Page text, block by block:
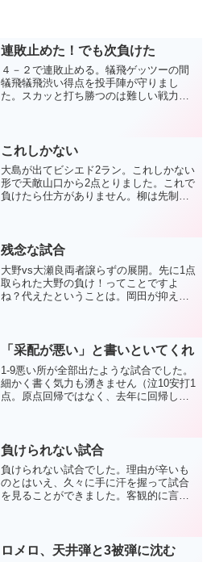
連敗止めた！でも次負けた
４－２で連敗止める。犠飛ゲッツーの間
犠飛犠飛渋い得点を投手陣が守りまし
た。スカッと打ち勝つのは難しい戦力な
が復帰後2戦目で勝ったのは...
これしかない
大島が出てビシエド2ラン。これしかない
形で天敵山口から2点とりました。これで
負けたら仕方がありません。柳は先制さ
果だけ見ます。修行...
残念な試合
大野vs大瀬良両者譲らずの展開。先に1点
取られた大野の負け！ってことですよ
ね？代えたということは。岡田が抑えた
野間への1球は悔やまれま...
「采配が悪い」と書いといてくれ
1-9悪い所が全部出たような試合でした。
細かく書く気力も湧きません（泣10安打1
点。原点回帰ではなく、去年に回帰して
ばという意識があ...
負けられない試合
負けられない試合でした。理由が辛いも
のとはいえ、久々に手に汗を握って試合
を見ることができました。客観的に言え
も、今のドラゴンズができ...
ロメロ、天井弾と3被弾に沈む